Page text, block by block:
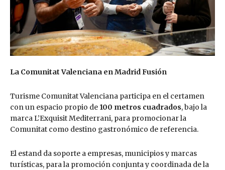
La Comunitat Valenciana en Madrid Fusión
Turisme Comunitat Valenciana participa en el certamen
con un espacio propio de 100 metros cuadrados, bajo la
marca L’Exquisit Mediterrani, para promocionar la
Comunitat como destino gastronómico de referencia.
El estand da soporte a empresas, municipios y marcas
turísticas, para la promoción conjunta y coordinada de la